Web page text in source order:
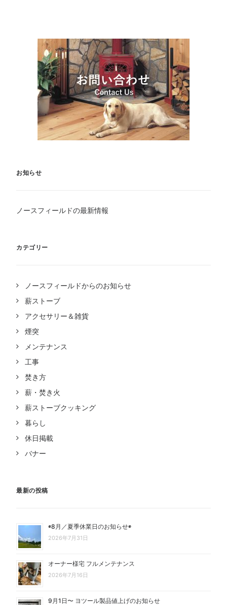
お知らせ
ノースフィールドの最新情報
カテゴリー
ノースフィールドからのお知らせ
薪ストーブ
アクセサリー＆雑貨
煙突
メンテナンス
工事
焚き方
薪・焚き火
薪ストーブクッキング
暮らし
休日掲載
バナー
最新の投稿
◉8月／夏季休業日のお知らせ◉
2026年7月31日
オーナー様宅 フルメンテナンス
2026年7月16日
9月1日〜 ヨツール製品値上げのお知らせ